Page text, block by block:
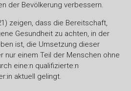
der Bevölkerung verbessern.
zeigen, dass die Bereitschaft,
Gesundheit zu achten, in der
ist, die Umsetzung dieser
nur einem Teil der Menschen ohne
eine:n qualifizierte:n
aktuell gelingt.